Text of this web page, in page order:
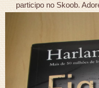
participo no Skoob.